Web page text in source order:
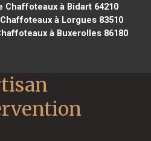
à Bidart 64210
à Lorgues 83510
à Buxerolles 86180